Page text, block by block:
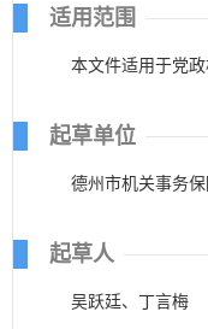
适用范围
本文件适用于党政
起草单位
德州市机关事务
起草人
吴跃廷、丁言梅